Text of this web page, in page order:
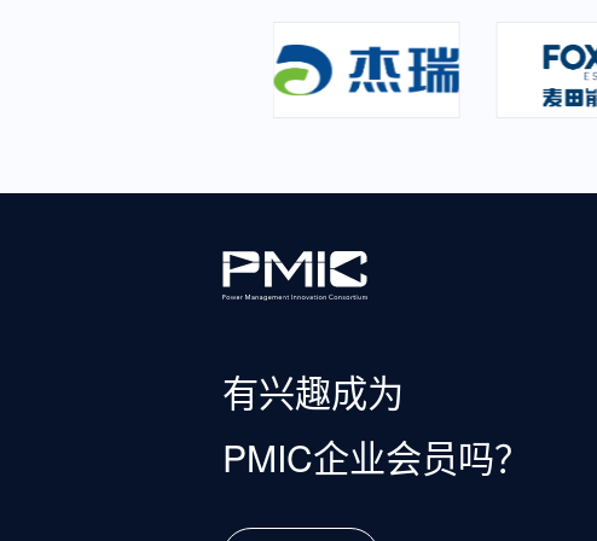
有兴趣成为
PMIC企业会员吗？